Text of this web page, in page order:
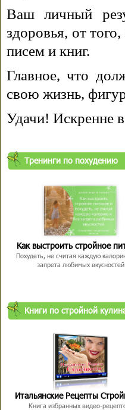
Ваш личный
здоровья, от
писем и книг.
Главное, что
свою жизнь,
Удачи! Искренне
Тренинги по похудению
Как выстроить стройное
Похудеть, не считая каждую
запрета любимых вкусностей
Книги по стройной
Итальянские Рецепты
Книга избранных видео-